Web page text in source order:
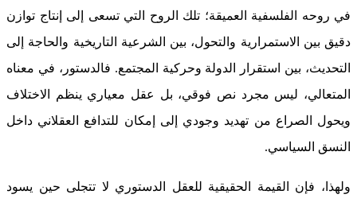
في روحه الفلسفية العميقة؛ تلك الروح التي تسعى إلى إنتاج توازن
دقيق بين الاستمرارية والتحول، بين الشرعية التاريخية والحاجة إلى
التحديث، بين استقرار الدولة وحركية المجتمع. فالدستور، في معناه
المتعالي، ليس مجرد نص فوقي، بل عقل معياري ينظم الاختلاف
ويحول الصراع من تهديد وجودي إلى إمكان للتدافع العقلاني داخل
النسق السياسي.
ولهذا، فإن القيمة الحقيقية للعقل الدستوري لا تتجلى حين يسود